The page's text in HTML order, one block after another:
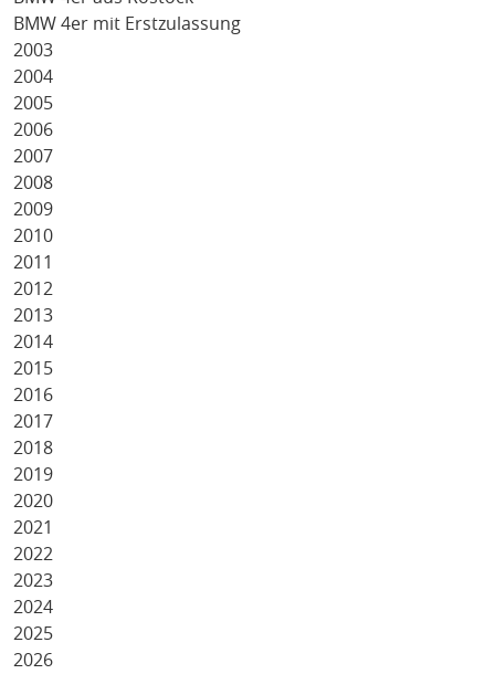
BMW 4er mit Erstzulassung
2003
2004
2005
2006
2007
2008
2009
2010
2011
2012
2013
2014
2015
2016
2017
2018
2019
2020
2021
2022
2023
2024
2025
2026